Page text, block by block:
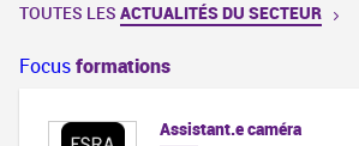
TOUTES LES ACTUALITÉS DU SECTEUR
Focusformations
Assistant.e caméra